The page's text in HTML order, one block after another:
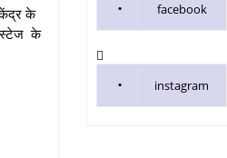
केंद्र के
स्टेज के
facebook
instagram